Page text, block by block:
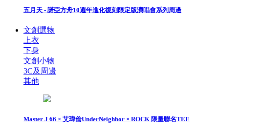
五月天 - 諾亞方舟10週年進化復刻限定版演唱會系列周邊
文創選物
上衣
下身
文創小物
3C及周邊
其他
Master J 66 × 艾瑋倫UnderNeighbor × ROCK 限量聯名TEE